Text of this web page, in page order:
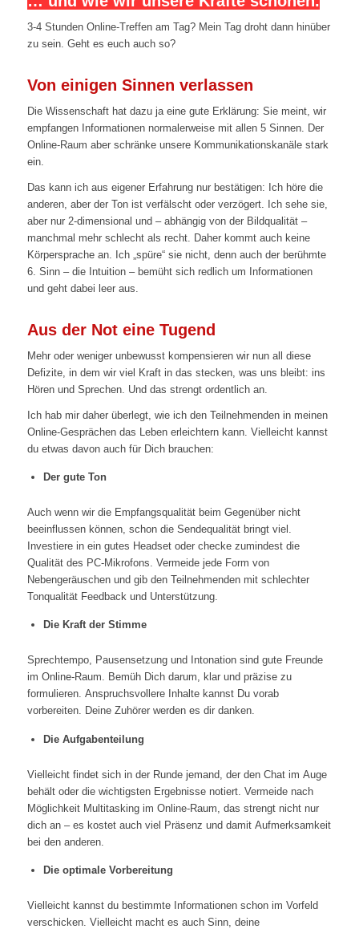
3-4 Stunden Online-Treffen am Tag? Mein Tag droht dann hinüber
zu sein. Geht es euch auch so?
Von einigen Sinnen verlassen
Die Wissenschaft hat dazu ja eine gute Erklärung: Sie meint, wir
empfangen Informationen normalerweise mit allen 5 Sinnen. Der
Online-Raum aber schränke unsere Kommunikationskanäle stark
ein.
Das kann ich aus eigener Erfahrung nur bestätigen: Ich höre die
anderen, aber der Ton ist verfälscht oder verzögert. Ich sehe sie,
aber nur 2-dimensional und – abhängig von der Bildqualität –
manchmal mehr schlecht als recht. Daher kommt auch keine
Körpersprache an. Ich „spüre“ sie nicht, denn auch der berühmte
6. Sinn – die Intuition – bemüht sich redlich um Informationen
und geht dabei leer aus.
Aus der Not eine Tugend
Mehr oder weniger unbewusst kompensieren wir nun all diese
Defizite, in dem wir viel Kraft in das stecken, was uns bleibt: ins
Hören und Sprechen. Und das strengt ordentlich an.
Ich hab mir daher überlegt, wie ich den Teilnehmenden in meinen
Online-Gesprächen das Leben erleichtern kann. Vielleicht kannst
du etwas davon auch für Dich brauchen:
Der gute Ton
Auch wenn wir die Empfangsqualität beim Gegenüber nicht
beeinflussen können, schon die Sendequalität bringt viel.
Investiere in ein gutes Headset oder checke zumindest die
Qualität des PC-Mikrofons. Vermeide jede Form von
Nebengeräuschen und gib den Teilnehmenden mit schlechter
Tonqualität Feedback und Unterstützung.
Die Kraft der Stimme
Sprechtempo, Pausensetzung und Intonation sind gute Freunde
im Online-Raum. Bemüh Dich darum, klar und präzise zu
formulieren. Anspruchsvollere Inhalte kannst Du vorab
vorbereiten. Deine Zuhörer werden es dir danken.
Die Aufgabenteilung
Vielleicht findet sich in der Runde jemand, der den Chat im Auge
behält oder die wichtigsten Ergebnisse notiert. Vermeide nach
Möglichkeit Multitasking im Online-Raum, das strengt nicht nur
dich an – es kostet auch viel Präsenz und damit Aufmerksamkeit
bei den anderen.
Die optimale Vorbereitung
Vielleicht kannst du bestimmte Informationen schon im Vorfeld
verschicken. Vielleicht macht es auch Sinn, deine